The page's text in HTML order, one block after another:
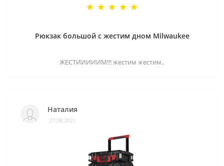
Рюкзак большой с жестим дном Milwaukee
ЖЕСТИИИИИМ!!! жестим жестим..
Наталия
27.08.2021